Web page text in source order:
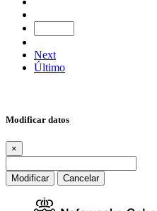
Next
Último
Modificar datos
×
Modificar Cancelar